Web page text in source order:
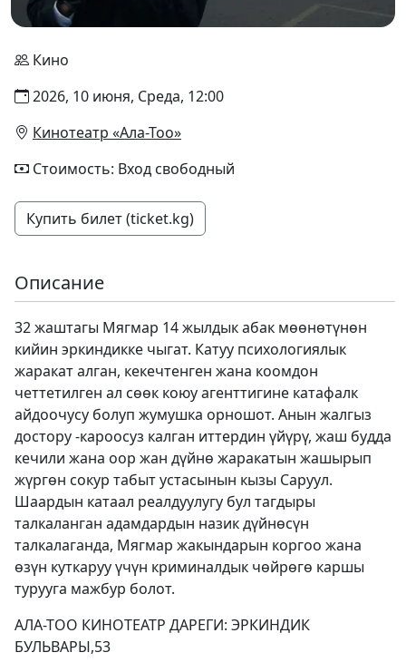
Кино
2026, 10 июня, Среда, 12:00
Кинотеатр «Ала-Тоо»
Стоимость: Вход свободный
Купить билет (ticket.kg)
Описание
32 жаштагы Мягмар 14 жылдык абак мөөнөтүнөн
кийин эркиндикке чыгат. Катуу психологиялык
жаракат алган, кекечтенген жана коомдон
четтетилген ал сөөк коюу агенттигине катафалк
айдоочусу болуп жумушка орношот. Анын жалгыз
достору -кароосуз калган иттердин үйүрү, жаш будда
кечили жана оор жан дүйнө жаракатын жашырып
жүргөн сокур табыт устасынын кызы Саруул.
Шаардын катаал реалдуулугу бул тагдыры
талкаланган адамдардын назик дүйнөсүн
талкалаганда, Мягмар жакындарын коргоо жана
өзүн куткаруу үчүн криминалдык чөйрөгө каршы
турууга мажбур болот.
АЛА-ТОО КИНОТЕАТР ДАРЕГИ: ЭРКИНДИК
БУЛЬВАРЫ,53